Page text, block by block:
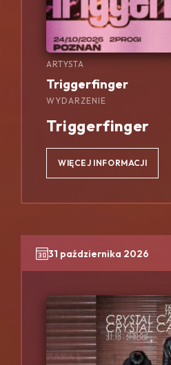
ARTYSTA
Triggerfinger
WYDARZENIE
Triggerfinger
WIĘCEJ INFORMACJI
31 października 2026